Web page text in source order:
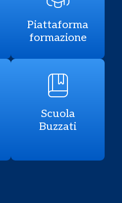
Piattaforma
formazione
Scuola
Buzzati